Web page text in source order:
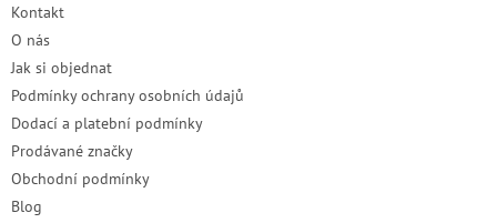
Kontakt
O nás
Jak si objednat
Podmínky ochrany osobních údajů
Dodací a platební podmínky
Prodávané značky
Obchodní podmínky
Blog